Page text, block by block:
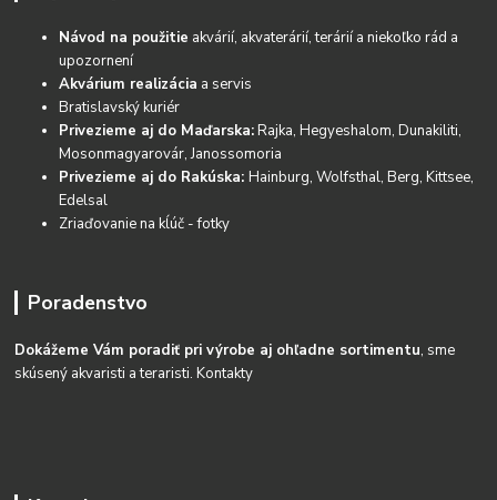
Návod na použitie akvárií, akvaterárií, terárií a niekoľko rád a
upozornení
Akvárium realizácia a servis
Bratislavský kuriér
Privezieme aj do Maďarska:Rajka, Hegyeshalom, Dunakiliti,
Mosonmagyarovár, Janossomoria
Privezieme aj do Rakúska:Hainburg, Wolfsthal, Berg, Kittsee,
Edelsal
Zriaďovanie na kĺúč - fotky
Poradenstvo
Dokážeme Vám poradiť pri výrobe aj ohľadne sortimentu, sme
skúsený akvaristi a teraristi.Kontakty